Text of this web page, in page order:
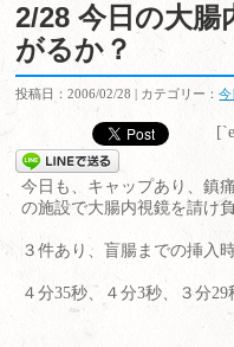
2/28 今日の大
がるか？
投稿日：2006/02/28 | カテゴリー：今
今日も、キャップあり、鎮
の施設で大腸内視鏡を請け
３件あり、盲腸までの挿入時
４分35秒、４分3秒、３分